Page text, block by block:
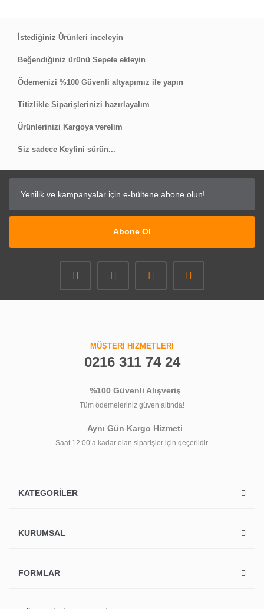
İstediğiniz Ürünleri inceleyin
Beğendiğiniz ürünü Sepete ekleyin
Ödemenizi %100 Güvenli altyapımız ile yapın
Titizlikle Siparişlerinizi hazırlayalım
Ürünlerinizi Kargoya verelim
Siz sadece Keyfini sürün...
Abone Ol
MÜŞTERİ HİZMETLERİ
0216 311 74 24
%100 Güvenli Alışveriş
Tüm ödemeleriniz güven altında!
Aynı Gün Kargo Hizmeti
Saat 12:00’a kadar olan siparişler için geçerlidir.
KATEGORİLER
KURUMSAL
FORMLAR